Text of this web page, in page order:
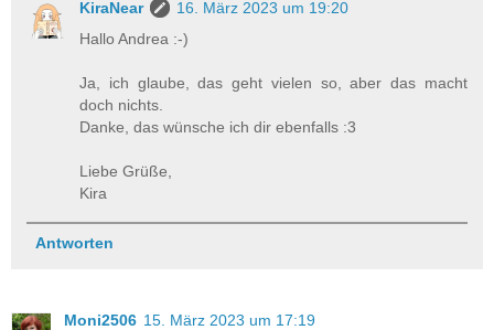
KiraNear
16. März 2023 um 19:20
Hallo Andrea :-)
Ja, ich glaube, das geht vielen so, aber das macht
doch nichts.
Danke, das wünsche ich dir ebenfalls :3
Liebe Grüße,
Kira
Antworten
Moni2506 15. März 2023 um 17:19